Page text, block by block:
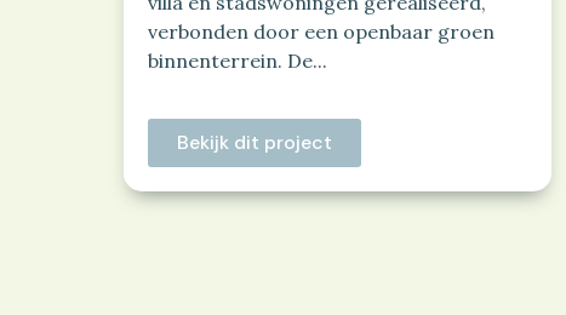
verbonden door een openbaar groen
binnenterrein. De...
Bekijk dit project